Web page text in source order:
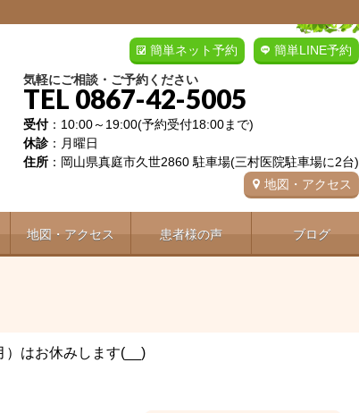
簡単LINE予約
簡単ネット予約
気軽にご相談・ご予約ください
TEL 0867-42-5005
受付：10:00～19:00(予約受付18:00まで)
休診：月曜日
住所 ：岡山県真庭市久世2860 駐車場(三村医院駐車場に2台)
地図・アクセス
地図・アクセス 患者様の声 ブログ
）はお休みします(__)